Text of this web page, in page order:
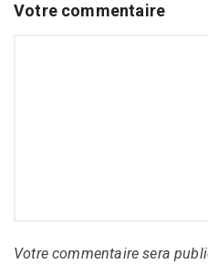
Votre commentaire
Votre commentaire sera